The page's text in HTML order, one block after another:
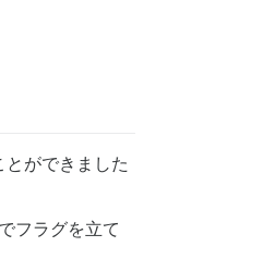
ができました
フラグを立て